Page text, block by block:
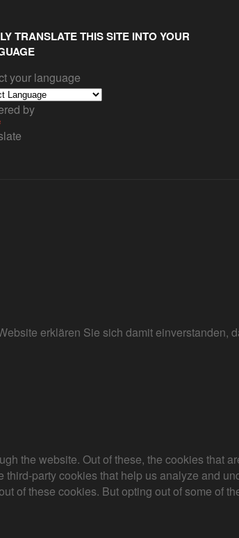
TRANSLATE THIS SITE INTO YOUR
your language
by
erklären Sie sich damit einverstanden,
the website. Out of these, the cookies that
party cookies that help us analyze and
of these cookies. But opting out of some of